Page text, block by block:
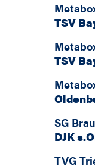
TSV
TSV
SG
DJK
TVG